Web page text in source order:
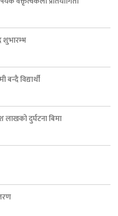
शुभारम्भ
विद्यार्थी
दुर्घटना बिमा